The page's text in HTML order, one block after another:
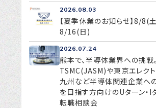
2026.08.03
【夏季休業のお知らせ】8/8(
8/16(日)
2026.07.24
熊本で、半導体業界への挑戦。
TSMC(JASM)や東京エレク
九州など半導体関連企業へ
を目指す方向けのUターン・I
転職相談会